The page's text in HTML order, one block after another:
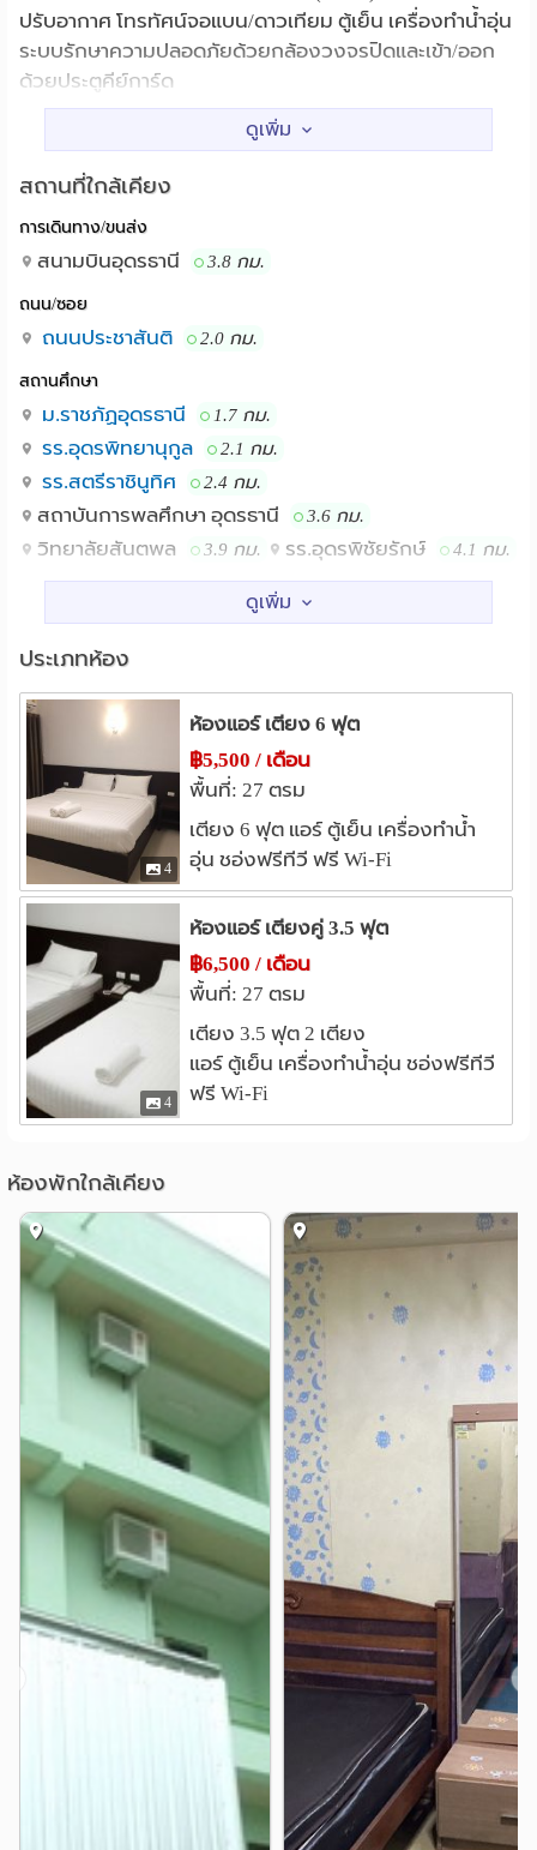
ปรับอากาศ โทรทัศน์จอแบน/ดาวเทียม ตู้เย็น เครื่องทำน้ำอุ่น
ระบบรักษาความปลอดภัยด้วยกล้องวงจรปิดและเข้า/ออก
ด้วยประตูคีย์การ์ด
เซ็นทรัลพลาซ่า อุดรธานี ยูดีทาวน์ เมือง
อุดรธานี หมากแข้ง เมืองอุดรธานี ม.ราชภัฎอุดรธานี เทสโก้
โลตัส อุดรธานี สถานีขนส่งอุดรธานี สถานีรถไฟ
สถานที่ใกล้เคียง
การเดินทาง/ขนส่ง
สนามบินอุดรธานี 3.8 กม.
ถนน/ซอย
ถนนประชาสันติ 2.0 กม.
สถานศึกษา
ม.ราชภัฏอุดรธานี 1.7 กม.
รร.อุดรพิทยานุกูล 2.1 กม.
รร.สตรีราชินูทิศ 2.4 กม.
สถาบันการพลศึกษา อุดรธานี 3.6 กม.
วิทยาลัยสันตพล 3.9 กม. รร.อุดรพิชัยรักษ์ 4.1 กม.
เซ็นทรัลพลาซา อุดรธานี 0.7 กม.
เทสโก้โลตัส(ยูดี ทาวน์)
โรงพยาบาล
รพ.กรุงเทพอุดร 0.8 กม. รพ.อุดรธานี
ประเภทห้อง
4
ห้องแอร์ เตียง 6 ฟุต
฿5,500 / เดือน
พื้นที่: 27 ตรม
เตียง 6 ฟุต แอร์ ตู้เย็น เครื่องทำน้ำ
อุ่น ชอ่งฟรีทีวี ฟรี Wi-Fi
4
ห้องแอร์ เตียงคู่ 3.5 ฟุต
฿6,500 / เดือน
พื้นที่: 27 ตรม
เตียง 3.5 ฟุต 2 เตียง
แอร์ ตู้เย็น เครื่องทำน้ำอุ่น ชอ่งฟรีทีวี
ฟรี Wi-Fi
ห้องพักใกล้เคียง